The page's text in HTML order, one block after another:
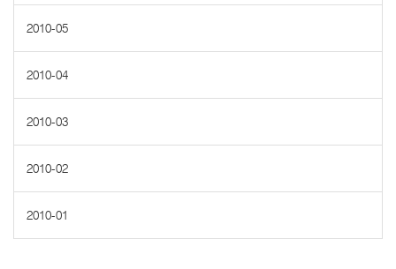
2010-05
2010-04
2010-03
2010-02
2010-01